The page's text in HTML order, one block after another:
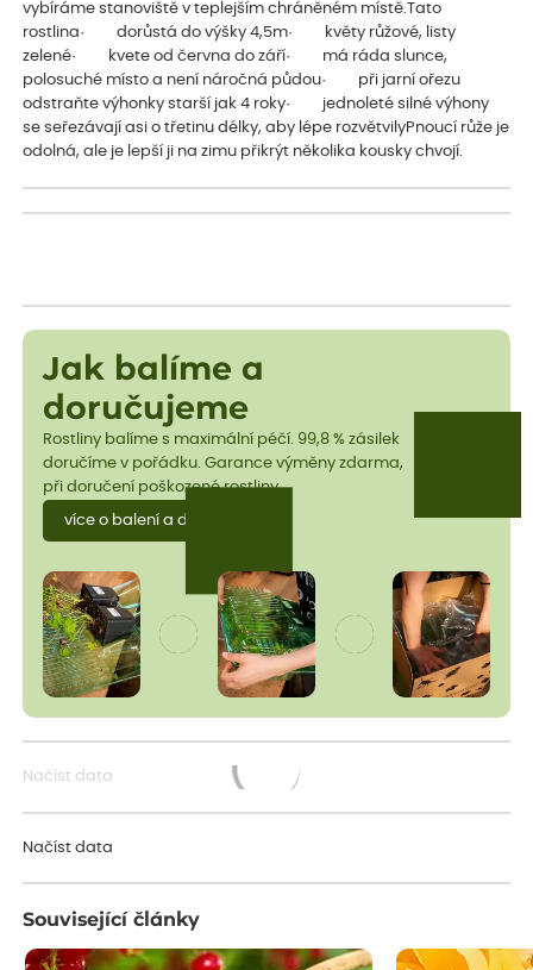
vybíráme stanoviště v teplejším chráněném místě.Tato
rostlina· dorůstá do výšky 4,5m· květy růžové, listy
zelené· kvete od června do září· má ráda slunce,
polosuché místo a není náročná půdou· při jarní ořezu
odstraňte výhonky starší jak 4 roky· jednoleté silné výhony
se seřezávají asi o třetinu délky, aby lépe rozvětvilyPnoucí růže je
odolná, ale je lepší ji na zimu přikrýt několika kousky chvojí.
Jak balíme a
doručujeme
Rostliny balíme s maximální péčí. 99,8 % zásilek
doručíme v pořádku. Garance výměny zdarma,
při doručení poškozené rostliny.
více o balení a dopravě
Načíst data
Načíst data
Související články